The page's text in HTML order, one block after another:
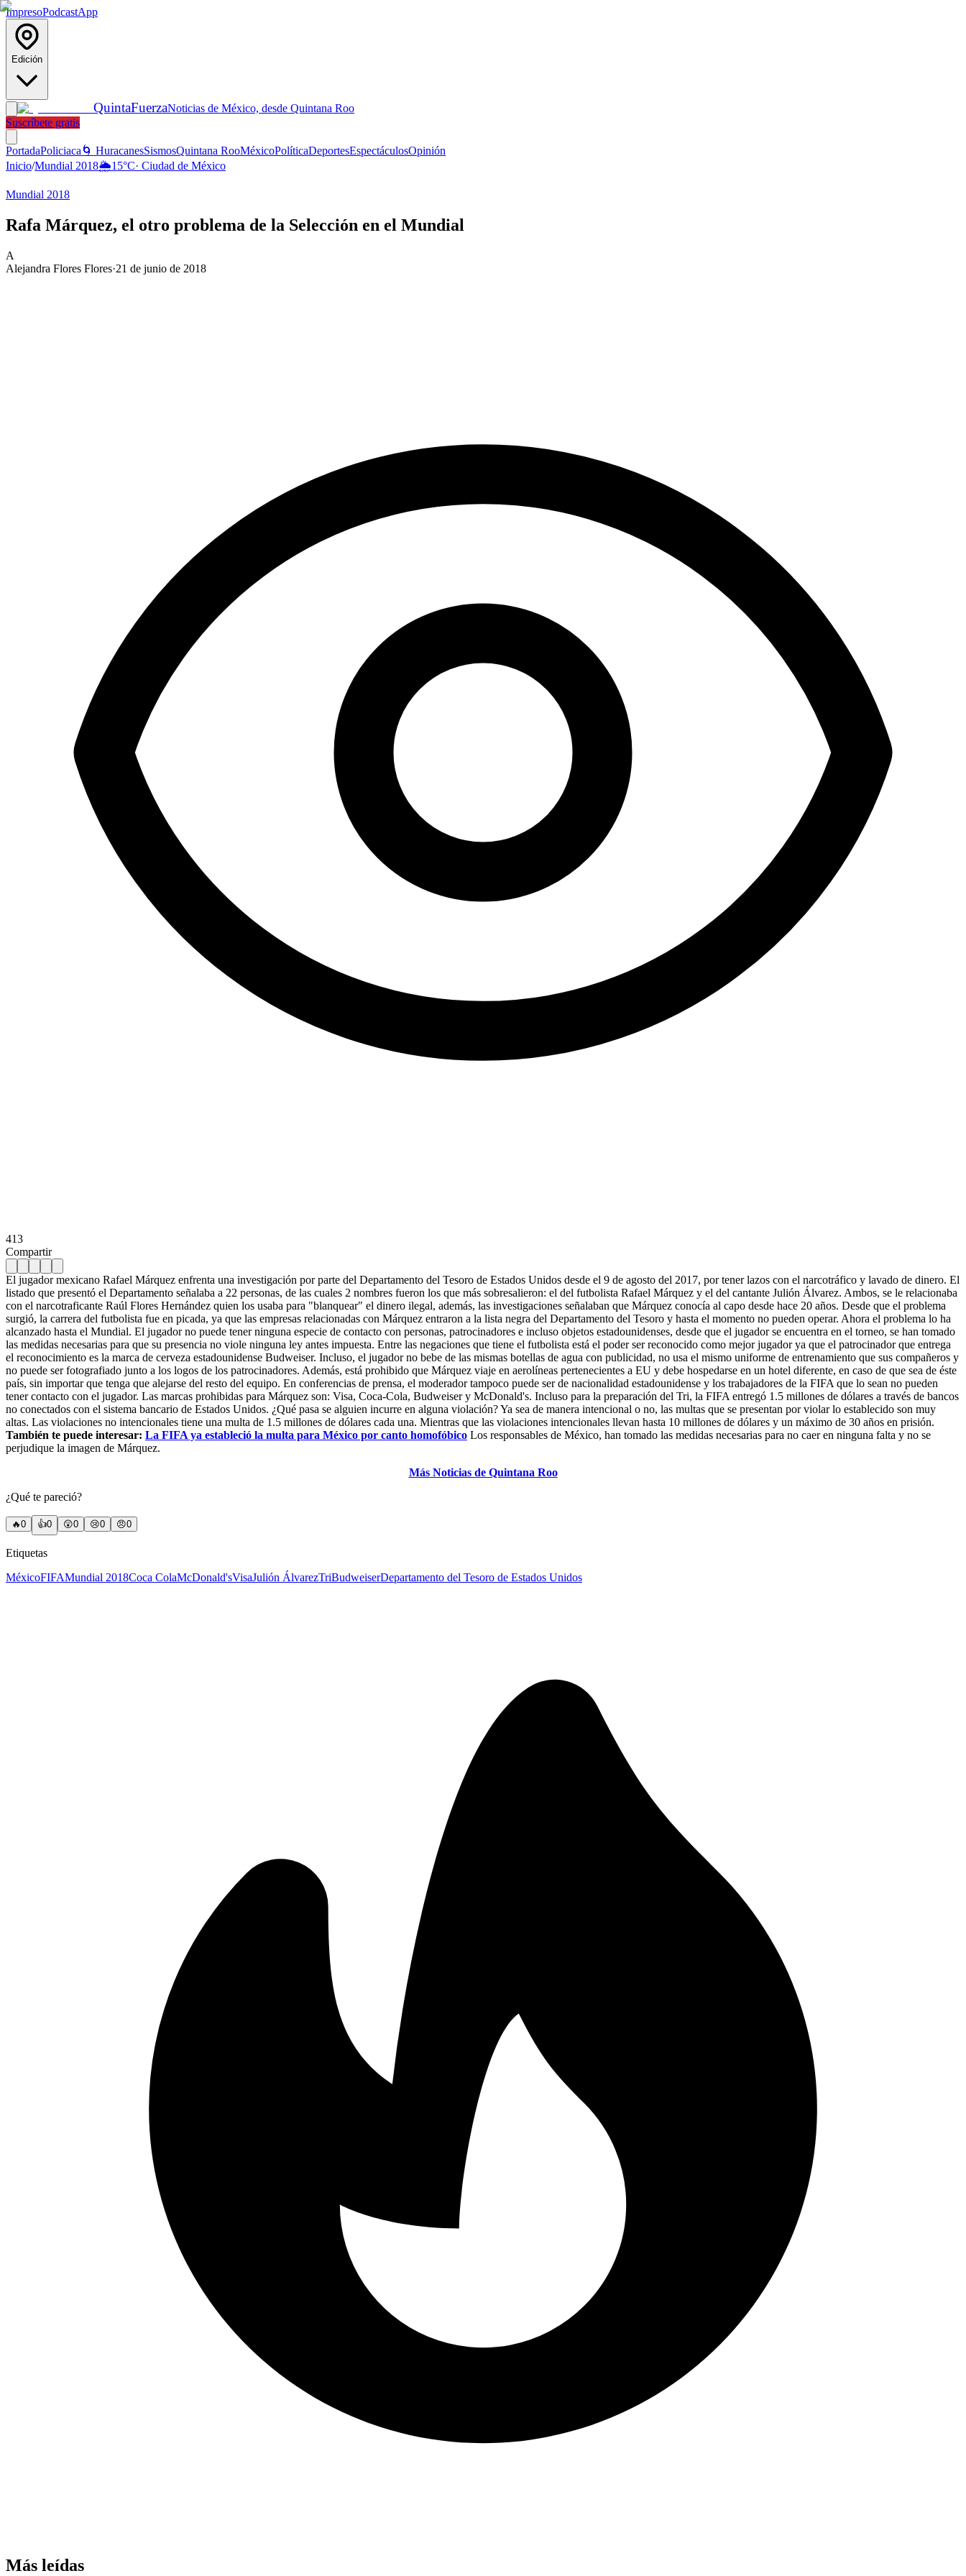
ImpresoPodcastApp
Edición
QuintaFuerzaNoticias de México, desde Quintana Roo
Suscríbete gratis
PortadaPoliciaca 🌀 HuracanesSismosQuintana RooMéxicoPolíticaDeportesEspectáculosOpinión
Inicio/Mundial 2018🌦️15°C· Ciudad de México
Mundial 2018
Rafa Márquez, el otro problema de la Selección en el Mundial
A
Alejandra Flores Flores·21 de junio de 2018
413
Compartir
El jugador mexicano Rafael Márquez enfrenta una investigación por parte del Departamento del Tesoro de Estados Unidos desde el 9 de agosto del 2017, por tener lazos con el narcotráfico y lavado de dinero. El
listado que presentó el Departamento señalaba a 22 personas, de las cuales 2 nombres fueron los que más sobresalieron: el del futbolista Rafael Márquez y el del cantante Julión Álvarez. Ambos, se le relacionaba
con el narcotraficante Raúl Flores Hernández quien los usaba para "blanquear" el dinero ilegal, además, las investigaciones señalaban que Márquez conocía al capo desde hace 20 años. Desde que el problema
surgió, la carrera del futbolista fue en picada, ya que las empresas relacionadas con Márquez entraron a la lista negra del Departamento del Tesoro y hasta el momento no pueden operar. Ahora el problema lo ha
alcanzado hasta el Mundial. El jugador no puede tener ninguna especie de contacto con personas, patrocinadores e incluso objetos estadounidenses, desde que el jugador se encuentra en el torneo, se han tomado
las medidas necesarias para que su presencia no viole ninguna ley antes impuesta. Entre las negaciones que tiene el futbolista está el poder ser reconocido como mejor jugador ya que el patrocinador que entrega
el reconocimiento es la marca de cerveza estadounidense Budweiser. Incluso, el jugador no bebe de las mismas botellas de agua con publicidad, no usa el mismo uniforme de entrenamiento que sus compañeros y
no puede ser fotografiado junto a los logos de los patrocinadores. Además, está prohibido que Márquez viaje en aerolíneas pertenecientes a EU y debe hospedarse en un hotel diferente, en caso de que sea de éste
país, sin importar que tenga que alejarse del resto del equipo. En conferencias de prensa, el moderador tampoco puede ser de nacionalidad estadounidense y los trabajadores de la FIFA que lo sean no pueden
tener contacto con el jugador. Las marcas prohibidas para Márquez son: Visa, Coca-Cola, Budweiser y McDonald's. Incluso para la preparación del Tri, la FIFA entregó 1.5 millones de dólares a través de bancos
no conectados con el sistema bancario de Estados Unidos. ¿Qué pasa se alguien incurre en alguna violación? Ya sea de manera intencional o no, las multas que se presentan por violar lo establecido son muy
altas. Las violaciones no intencionales tiene una multa de 1.5 millones de dólares cada una. Mientras que las violaciones intencionales llevan hasta 10 millones de dólares y un máximo de 30 años en prisión.
También te puede interesar: La FIFA ya estableció la multa para México por canto homofóbico Los responsables de México, han tomado las medidas necesarias para no caer en ninguna falta y no se
perjudique la imagen de Márquez.
Más Noticias de Quintana Roo
¿Qué te pareció?
🔥0 👍0 😲0 😢0 😠0
Etiquetas
MéxicoFIFAMundial 2018Coca ColaMcDonald'sVisaJulión ÁlvarezTriBudweiserDepartamento del Tesoro de Estados Unidos
Más leídas